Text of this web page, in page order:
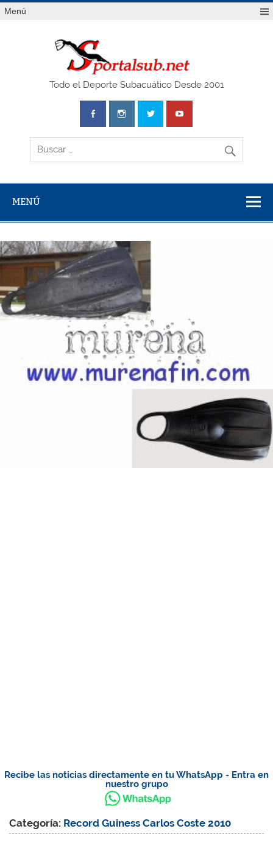
Saltar
alMenú
Todo el Deporte Subacuático Desde 2001
MENÚ
Recibe las noticias directamente en tu WhatsApp - Entra en
nuestro grupo
Categoría: Record Guiness Carlos Coste 2010